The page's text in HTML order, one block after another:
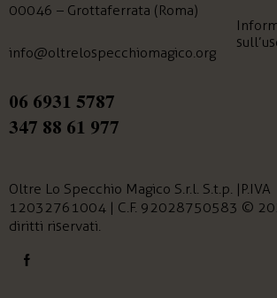
00046 – Grottaferrata (Roma)
info@oltrelospecchiomagico.org
06 6931 5787
347 88 61 977
Oltre Lo Specchio Magico S.r.l. S.t.p. | P.IVA
12032761004 | C.F. 92028750583 ©
diritti riservati.